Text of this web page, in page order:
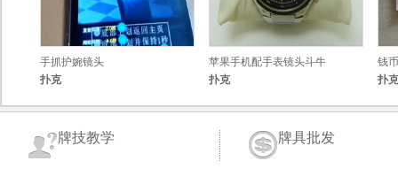
手抓护婉镜头
扑克
苹果手机配手表镜头斗牛
扑克
钱
扑克
牌技教学 牌具批发